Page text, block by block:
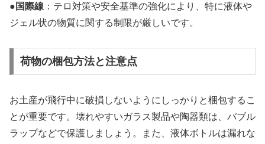
● 国際線 ：テロ対策や安全基準の強化により、特に液体や
ジェル状の物質に関する制限が厳しいです。
荷物の梱包方法と注意点
お土産が飛行中に破損しないようにしっかりと梱包するこ
とが重要です。壊れやすいガラス製品や陶器類は、バブル
ラップなどで保護しましょう。また、液体ボトルは漏れな